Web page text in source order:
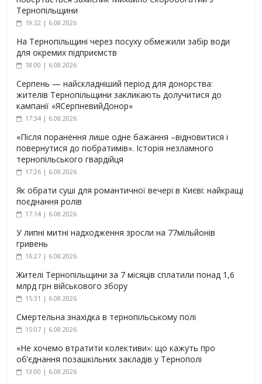
Тернопільщини
19:32 | 6.08.2026
На Тернопільщині через посуху обмежили забір води
для окремих підприємств
18:00 | 6.08.2026
Серпень — найскладніший період для донорства:
жителів Тернопільщини закликають долучитися до
кампанії «ЯСерпневийДонор»
17:34 | 6.08.2026
«Після поранення лише одне бажання –відновитися і
повернутися до побратимів». Історія незламного
тернопільського гвардійця
17:26 | 6.08.2026
Як обрати суші для романтичної вечері в Києві: найкращі
поєднання ролів
17:14 | 6.08.2026
У липні митні надходження зросли на 77мільйонів
гривень
16:27 | 6.08.2026
Жителі Тернопільщини за 7 місяців сплатили понад 1,6
млрд грн військового збору
15:31 | 6.08.2026
Смертельна знахідка в тернопільському полі
15:07 | 6.08.2026
«Не хочемо втратити колективи»: що кажуть про
об’єднання позашкільних закладів у Тернополі
13:00 | 6.08.2026